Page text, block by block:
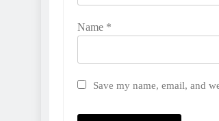
Name *
Save my name, email, and